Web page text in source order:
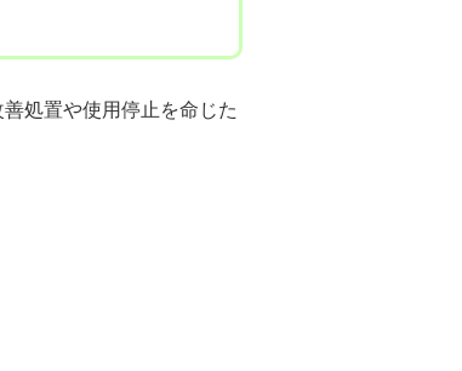
処置や使用停止を命じた